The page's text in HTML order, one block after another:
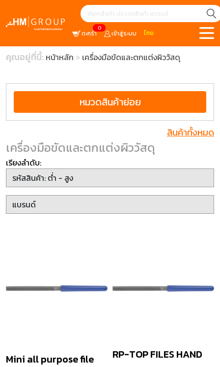
0
ตะกร้า เข้าสู่ระบบ ไทย
คุณอยู่ที่นี้: หน้าหลัก เครื่องมือขัดและตกแต่งผิววัสดุ
หมวดสินค้าย่อย
สินค้าทั้งหมด
เครื่องมือขัดและตกแต่งผิววัสดุ
เรียงลำดับ:
Mini all purpose file RP-TOP FILES HAND